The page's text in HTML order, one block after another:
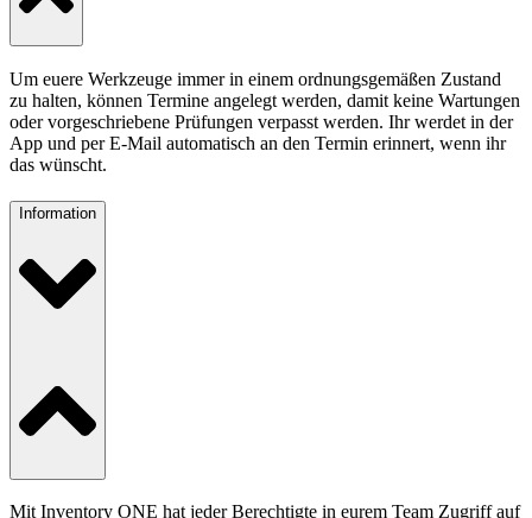
Um euere Werkzeuge immer in einem ordnungsgemäßen Zustand
zu halten, können Termine angelegt werden, damit keine Wartungen
oder vorgeschriebene Prüfungen verpasst werden. Ihr werdet in der
App und per E-Mail automatisch an den Termin erinnert, wenn ihr
das wünscht.
Information
Mit Inventory ONE hat jeder Berechtigte in eurem Team Zugriff auf